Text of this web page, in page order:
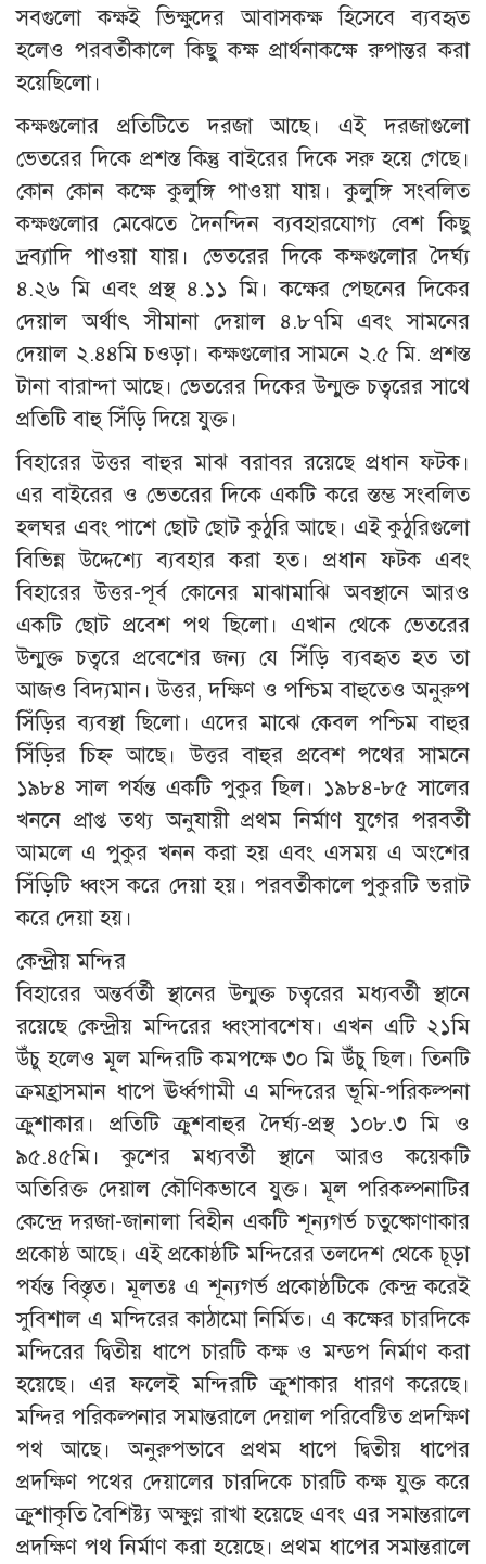
সবগুলো কক্ষই ভিক্ষুদের আবাসকক্ষ হিসেবে ব্যবহৃত
হলেও পরবর্তীকালে কিছু কক্ষ প্রার্থনাকক্ষে রুপান্তর করা
হয়েছিলো।
কক্ষগুলোর প্রতিটিতে দরজা আছে। এই দরজাগুলো
ভেতরের দিকে প্রশস্ত কিন্তু বাইরের দিকে সরু হয়ে গেছে।
কোন কোন কক্ষে কুলুঙ্গি পাওয়া যায়। কুলুঙ্গি সংবলিত
কক্ষগুলোর মেঝেতে দৈনন্দিন ব্যবহারযোগ্য বেশ কিছু
দ্রব্যাদি পাওয়া যায়। ভেতরের দিকে কক্ষগুলোর দৈর্ঘ্য
৪.২৬ মি এবং প্রস্থ ৪.১১ মি। কক্ষের পেছনের দিকের
দেয়াল অর্থাৎ সীমানা দেয়াল ৪.৮৭মি এবং সামনের
দেয়াল ২.৪৪মি চওড়া। কক্ষগুলোর সামনে ২.৫ মি. প্রশস্ত
টানা বারান্দা আছে। ভেতরের দিকের উন্মুক্ত চত্বরের সাথে
প্রতিটি বাহু সিঁড়ি দিয়ে যুক্ত।
বিহারের উত্তর বাহুর মাঝ বরাবর রয়েছে প্রধান ফটক।
এর বাইরের ও ভেতরের দিকে একটি করে স্তম্ভ সংবলিত
হলঘর এবং পাশে ছোট ছোট কুঠুরি আছে। এই কুঠুরিগুলো
বিভিন্ন উদ্দেশ্যে ব্যবহার করা হত। প্রধান ফটক এবং
বিহারের উত্তর-পূর্ব কোনের মাঝামাঝি অবস্থানে আরও
একটি ছোট প্রবেশ পথ ছিলো। এখান থেকে ভেতরের
উন্মুক্ত চত্বরে প্রবেশের জন্য যে সিঁড়ি ব্যবহৃত হত তা
আজও বিদ্যমান। উত্তর, দক্ষিণ ও পশ্চিম বাহুতেও অনুরুপ
সিঁড়ির ব্যবস্থা ছিলো। এদের মাঝে কেবল পশ্চিম বাহুর
সিঁড়ির চিহ্ন আছে। উত্তর বাহুর প্রবেশ পথের সামনে
১৯৮৪ সাল পর্যন্ত একটি পুকুর ছিল। ১৯৮৪-৮৫ সালের
খননে প্রাপ্ত তথ্য অনুযায়ী প্রথম নির্মাণ যুগের পরবর্তী
আমলে এ পুকুর খনন করা হয় এবং এসময় এ অংশের
সিঁড়িটি ধ্বংস করে দেয়া হয়। পরবর্তীকালে পুকুরটি ভরাট
করে দেয়া হয়।
কেন্দ্রীয় মন্দির
বিহারের অন্তর্বর্তী স্থানের উন্মুক্ত চত্বরের মধ্যবর্তী স্থানে
রয়েছে কেন্দ্রীয় মন্দিরের ধ্বংসাবশেষ। এখন এটি ২১মি
উঁচু হলেও মূল মন্দিরটি কমপক্ষে ৩০ মি উঁচু ছিল। তিনটি
ক্রমহ্রাসমান ধাপে ঊর্ধ্বগামী এ মন্দিরের ভূমি-পরিকল্পনা
ক্রুশাকার। প্রতিটি ক্রুশবাহুর দৈর্ঘ্য-প্রস্থ ১০৮.৩ মি ও
৯৫.৪৫মি। কুশের মধ্যবর্তী স্থানে আরও কয়েকটি
অতিরিক্ত দেয়াল কৌণিকভাবে যুক্ত। মূল পরিকল্পনাটির
কেন্দ্রে দরজা-জানালা বিহীন একটি শূন্যগর্ভ চতুষ্কোণাকার
প্রকোষ্ঠ আছে। এই প্রকোষ্ঠটি মন্দিরের তলদেশ থেকে চূড়া
পর্যন্ত বিস্তৃত। মূলতঃ এ শূন্যগর্ভ প্রকোষ্ঠটিকে কেন্দ্র করেই
সুবিশাল এ মন্দিরের কাঠামো নির্মিত। এ কক্ষের চারদিকে
মন্দিরের দ্বিতীয় ধাপে চারটি কক্ষ ও মন্ডপ নির্মাণ করা
হয়েছে। এর ফলেই মন্দিরটি ক্রুশাকার ধারণ করেছে।
মন্দির পরিকল্পনার সমান্তরালে দেয়াল পরিবেষ্টিত প্রদক্ষিণ
পথ আছে। অনুরুপভাবে প্রথম ধাপে দ্বিতীয় ধাপের
প্রদক্ষিণ পথের দেয়ালের চারদিকে চারটি কক্ষ যুক্ত করে
ক্রুশাকৃতি বৈশিষ্ট্য অক্ষুণ্ণ রাখা হয়েছে এবং এর সমান্তরালে
প্রদক্ষিণ পথ নির্মাণ করা হয়েছে। প্রথম ধাপের সমান্তরালে